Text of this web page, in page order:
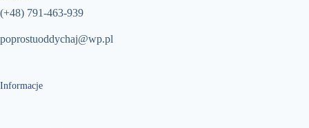
(+48) 791-463-939
poprostuoddychaj@wp.pl
Informacje